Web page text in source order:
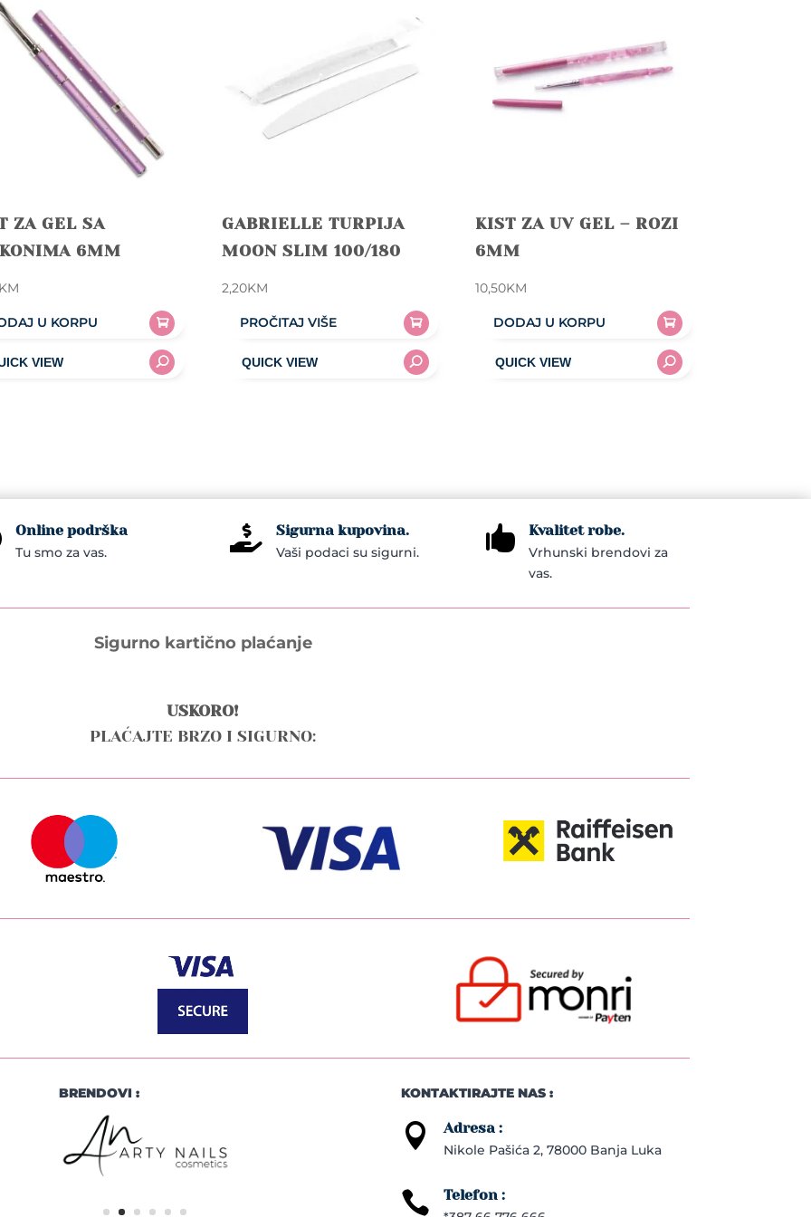
ZA GEL SA
6MM
KM
U KORPU
GABRIELLE TURPIJA
MOON SLIM 100/180
2,20KM
PROČITAJ VIŠE
KIST ZA UV GEL – ROZI
6MM
10,50KM
DODAJ U KORPU
Online podrška
Tu smo za vas.  Sigurna kupovina.
Vaši podaci su sigurni.  Kvalitet robe.
Vrhunski brendovi za
vas.
Sigurno kartično plaćanje
USKORO!
PLAĆAJTE BRZO I SIGURNO:
BRENDOVI : KONTAKTIRAJTE NAS :
 Adresa :
Nikole Pašića 2, 78000 Banja Luka
 Telefon :